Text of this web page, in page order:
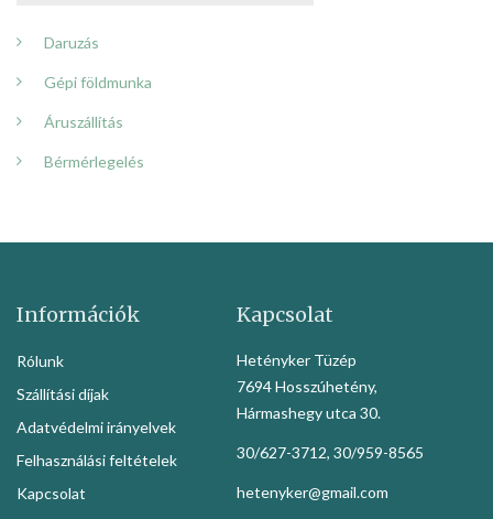
Daruzás
Gépi földmunka
Áruszállítás
Bérmérlegelés
Információk
Rólunk
Szállítási díjak
Adatvédelmi irányelvek
Felhasználási feltételek
Kapcsolat
Kapcsolat
Hetényker Tüzép
7694 Hosszúhetény,
Hármashegy utca 30.
30/627-3712, 30/959-8565
hetenyker@gmail.com